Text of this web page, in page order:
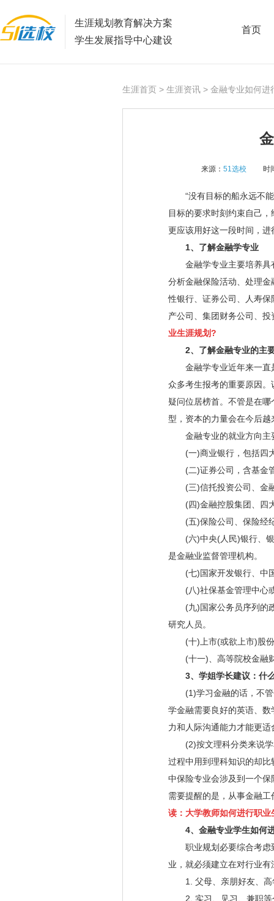
生涯规划教育解决方案
学生发展指导中心建设
首页
生涯首页 > 生涯资讯 > 金融专业如何进
来源： 51选校 时
“没有目标的船永远不能
目标的要求时刻约束自己
更应该用好这一段时间，
1、了解金融学专业
金融学专业主要培养具
分析金融保险活动、处理
性银行、证券公司、人寿
产公司、集团财务公司、
业生涯规划?
2、了解金融专业的主
金融学专业近年来一直
众多考生报考的重要原因。
疑问位居榜首。不管是在
型，资本的力量会在今后
金融专业的就业方向主
(一)商业银行，包括四大
(二)证券公司，含基金管
(三)信托投资公司、金融
(四)金融控股集团、四大
(五)保险公司、保险经
(六)中央(人民)银行、银
是金融业监督管理机构。
(七)国家开发银行、中国
(八)社保基金管理中心
(九)国家公务员序列的政
研究人员。
(十)上市(或欲上市)股份
(十一)、高等院校金融财
3、学姐学长建议：什
(1)学习金融的话，不管
学金融需要良好的英语、
力和人际沟通能力才能更适
(2)按文理科分类来说学
过程中用到理科知识的却
中保险专业会涉及到一个
需要提醒的是，从事金融
读：大学教师如何进行职业
4、金融专业学生如何
职业规划必要综合考虑
业，就必须建立在对行业
1. 父母、亲朋好友、高
2. 实习、见习、兼职等